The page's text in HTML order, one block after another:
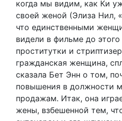
когда мы видим, как Ки
своей женой (Элиза Нил,
что единственными
видели в фильме до
проститутки и
гражданская женщина,
сказала Бет Энн о том,
повышения в должности
продажам. Итак, она
жены, взбешенной тем,